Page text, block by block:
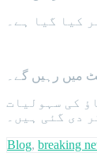
میں رہیں گے۔
کی سہولیات
دی گئی ہیں۔
Blog, breaking